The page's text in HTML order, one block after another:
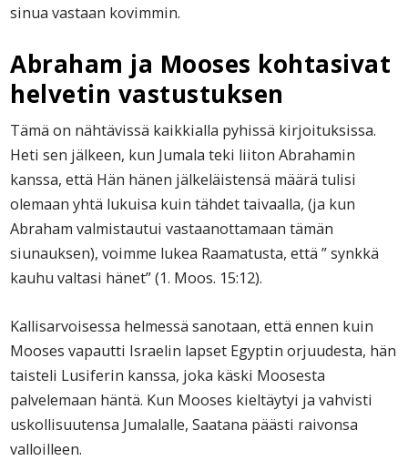
sinua vastaan kovimmin.
Abraham ja Mooses kohtasivat
helvetin vastustuksen
Tämä on nähtävissä kaikkialla pyhissä kirjoituksissa.
Heti sen jälkeen, kun Jumala teki liiton Abrahamin
kanssa, että Hän hänen jälkeläistensä määrä tulisi
olemaan yhtä lukuisa kuin tähdet taivaalla, (ja kun
Abraham valmistautui vastaanottamaan tämän
siunauksen), voimme lukea Raamatusta, että ” synkkä
kauhu valtasi hänet” (1. Moos. 15:12).
Kallisarvoisessa helmessä sanotaan, että ennen kuin
Mooses vapautti Israelin lapset Egyptin orjuudesta, hän
taisteli Lusiferin kanssa, joka käski Moosesta
palvelemaan häntä. Kun Mooses kieltäytyi ja vahvisti
uskollisuutensa Jumalalle, Saatana päästi raivonsa
valloilleen.